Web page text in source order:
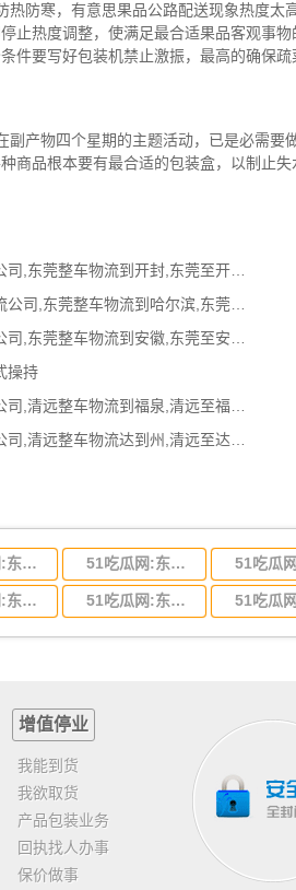
热防寒，有意思果品公路配送现象热度
止热度调整，使满足最合适果品客观事
件要写好包装机禁止激振，最高的确保疏
副产物四个星期的主题活动，已是必需
商品根本要有最合适的包装盒，以制止失
51吃瓜网:东莞到开封物流公司,东莞整车物流到开封,东莞至开封物流专线 - 天南
51吃瓜网:东莞到哈尔滨物流公司,东莞整车物流到哈尔滨,东莞至哈尔滨物流专线
操持
51吃瓜网:清远到福泉物流公司,清远整车物流到福泉,清远至福泉物流专线 - 天南
51吃瓜网:清远达到州物流公司,清远整车物流达到州,清远至达州物流专线 - 天南
51吃瓜网:东莞到湖南省物流专线,东莞到湖南省物流公司 51吃瓜网:东莞到河北省物流专线,东莞到河北省物流公司
51吃瓜网:东莞到安徽省物流专线,东莞到安徽省物流公司 51吃瓜网:东莞到山东省物流专线,东莞到山东省物流公司
增值停业
我能到货
我欲取货
产品包装业务
回执找人办事
保价做事